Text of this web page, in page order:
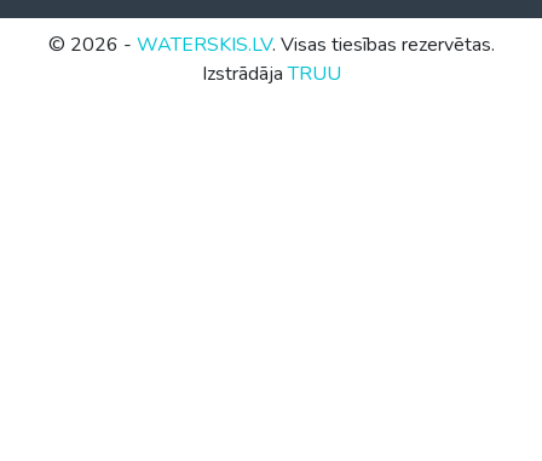
© 2026 - WATERSKIS.LV. Visas tiesības rezervētas.
IzstrādājaTRUU